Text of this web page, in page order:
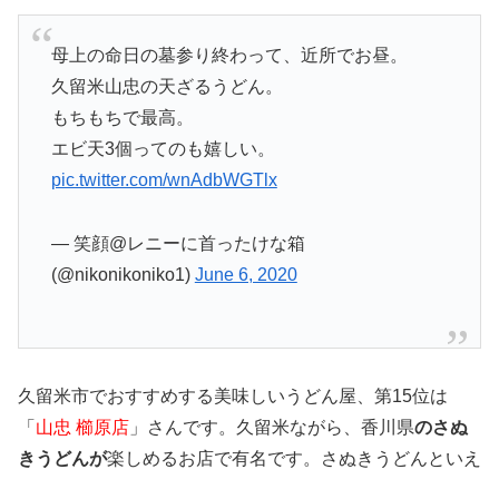
母上の命日の墓参り終わって、近所でお昼。
久留米山忠の天ざるうどん。
もちもちで最高。
エビ天3個ってのも嬉しい。
pic.twitter.com/wnAdbWGTlx
— 笑顔@レニーに首ったけな箱
(@nikonikoniko1) June 6, 2020
久留米市でおすすめする美味しいうどん屋、第15位は
「 山忠 櫛原店 」さんです。久留米ながら、香川県のさぬ
きうどんが楽しめるお店で有名です。さぬきうどんといえ